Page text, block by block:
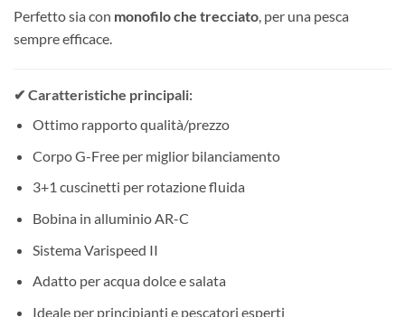
Perfetto sia con monofilo che trecciato, per una pesca
sempre efficace.
✔ Caratteristiche principali:
Ottimo rapporto qualità/prezzo
Corpo G-Free per miglior bilanciamento
3+1 cuscinetti per rotazione fluida
Bobina in alluminio AR-C
Sistema Varispeed II
Adatto per acqua dolce e salata
Ideale per principianti e pescatori esperti